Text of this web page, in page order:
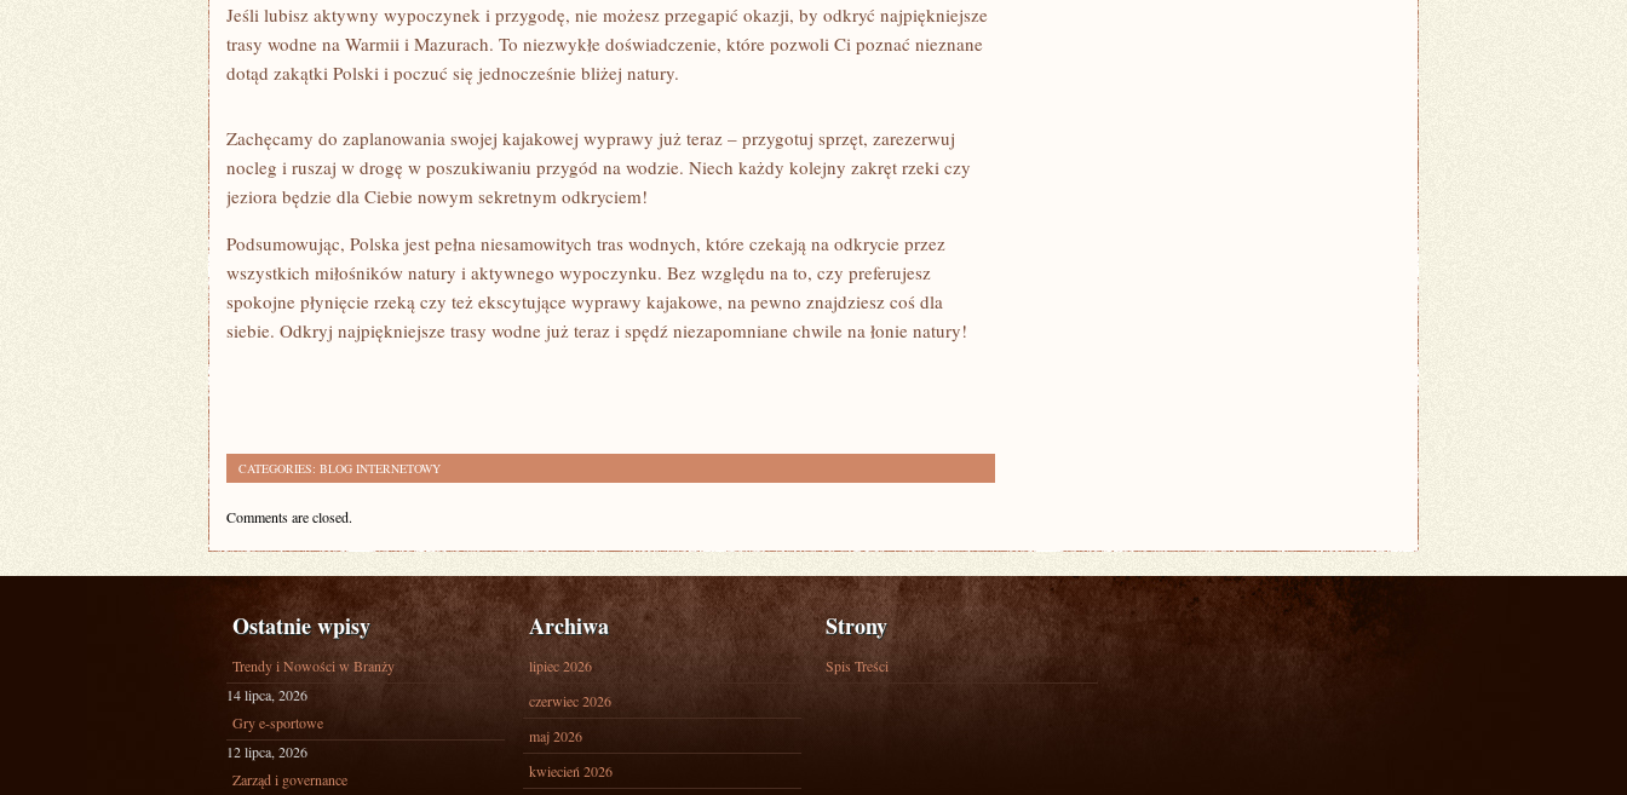
Jeśli⁢ lubisz aktywny wypoczynek i przygodę, nie możesz przegapić okazji, by odkryć najpiękniejsze
⁤trasy wodne na ​Warmii i Mazurach. To niezwykłe doświadczenie, które‍ pozwoli⁢ Ci ⁤poznać nieznane
dotąd zakątki ‌Polski i poczuć⁣ się jednocześnie bliżej natury.
Zachęcamy do‌ zaplanowania swojej kajakowej ‌wyprawy ⁢już teraz – przygotuj sprzęt, zarezerwuj
nocleg i ‍ruszaj​ w drogę w poszukiwaniu przygód na wodzie.⁣ Niech każdy kolejny‍ zakręt rzeki czy
jeziora będzie dla Ciebie nowym sekretnym⁤ odkryciem!
Podsumowując, Polska jest pełna niesamowitych ‌tras wodnych, które czekają na odkrycie przez⁣
wszystkich miłośników natury i aktywnego⁢ wypoczynku. Bez względu na to, czy preferujesz
spokojne płynięcie rzeką ‌czy też ekscytujące wyprawy kajakowe, na pewno znajdziesz coś dla
siebie. Odkryj najpiękniejsze‍ trasy wodne już ⁤teraz i ​spędź niezapomniane chwile na⁢ łonie natury!
CATEGORIES: BLOG INTERNETOWY
Comments are closed.
Ostatnie wpisy
Trendy i Nowości w Branży
14 lipca, 2026
Gry e-sportowe
12 lipca, 2026
Zarząd i governance
Archiwa
lipiec 2026
czerwiec 2026
maj 2026
kwiecień 2026
Strony
Spis Treści